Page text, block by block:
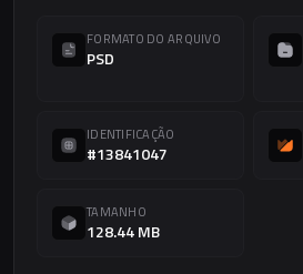
FORMATO DO ARQUIVO
PSD
IDENTIFICAÇÃO
#13841047
TAMANHO
128.44 MB